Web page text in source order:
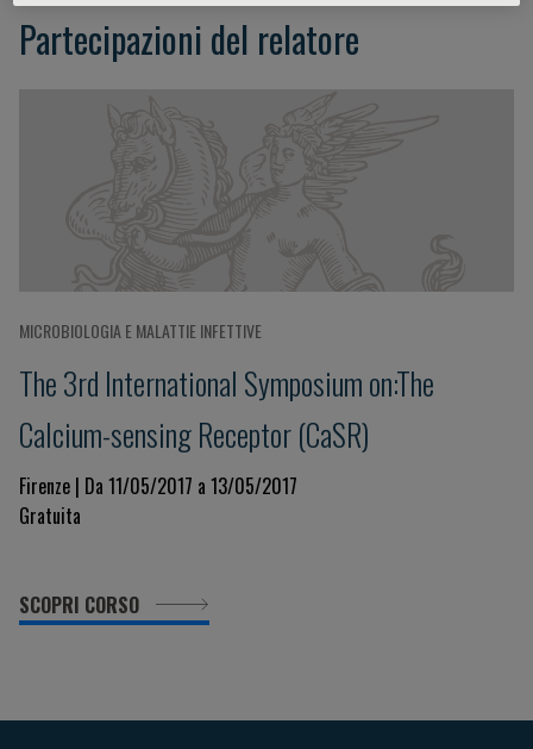
Partecipazioni del relatore
MICROBIOLOGIA E MALATTIE INFETTIVE
The 3rd International Symposium on:The
Calcium-sensing Receptor (CaSR)
Firenze | Da 11/05/2017 a 13/05/2017
Gratuita
SCOPRI CORSO